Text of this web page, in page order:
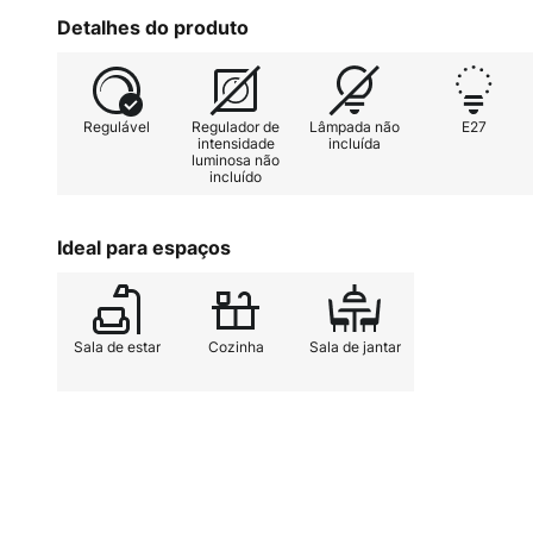
luminárias pendentes não
ser direcionado para um ângulo
luz podem ser determinadas
fonte de luz, uma vez que pode
de uma lâmpada.
Detalhes do produto
Regulável
Regulador de
intensidade
luminosa não
incluído
Lâmpada não
incluída
E27
Ideal para espaços
Sala de estar Cozinha Sala de jantar